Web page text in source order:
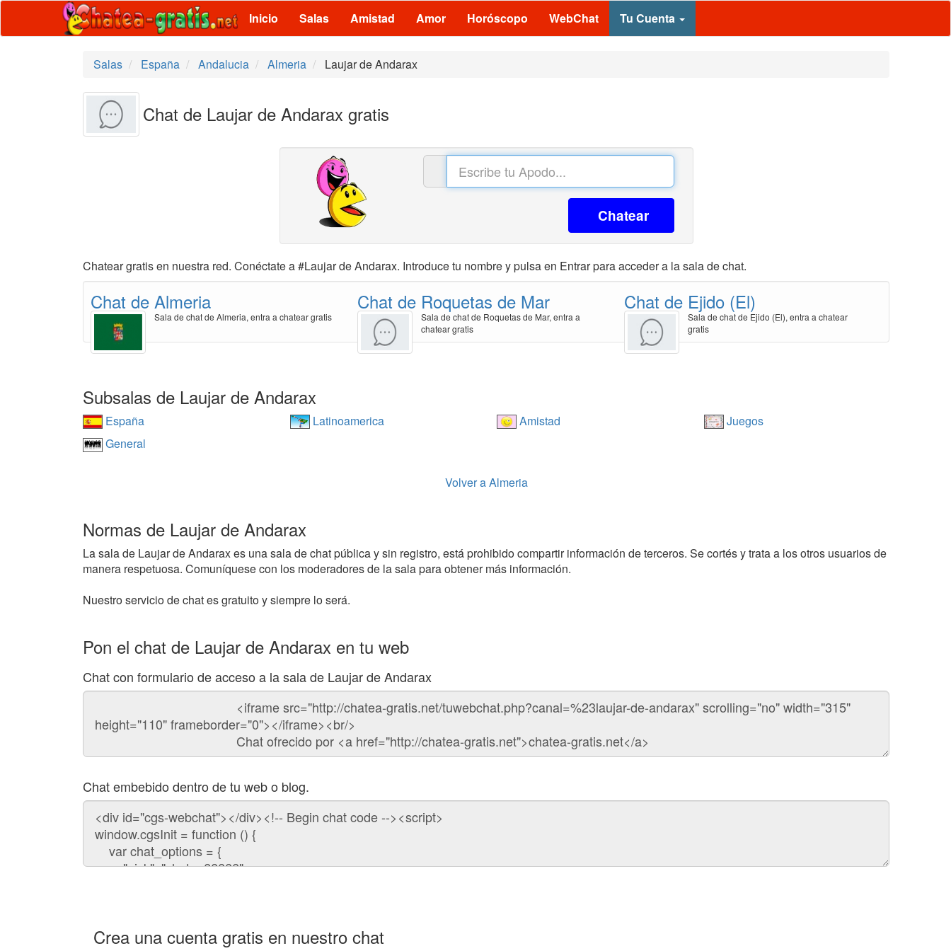
Inicio Salas Amistad Amor Horóscopo WebChat Tu Cuenta
Salas España Andalucia Almeria Laujar de Andarax
Chat de Laujar de Andarax gratis
Chatear
Chatear gratis en nuestra red. Conéctate a #Laujar de Andarax. Introduce tu nombre y pulsa en Entrar para acceder a la sala de chat.
Chat de Almeria
Sala de chat de Almeria, entra a chatear gratis
Chat de Roquetas de Mar
Sala de chat de Roquetas de Mar, entra a
chatear gratis
Chat de Ejido (El)
Sala de chat de Ejido (El), entra a chatear
gratis
Subsalas de Laujar de Andarax
España Latinoamerica Amistad
Juegos
General
Volver a Almeria
Normas de Laujar de Andarax
La sala de Laujar de Andarax es una sala de chat pública y sin registro, está prohibido compartir información de terceros. Se cortés y trata a los otros usuarios de
manera respetuosa. Comuníquese con los moderadores de la sala para obtener más información.
Nuestro servicio de chat es gratuito y siempre lo será.
Pon el chat de Laujar de Andarax en tu web
Chat con formulario de acceso a la sala de Laujar de Andarax
Código
chat
Chat embebido dentro de tu web o blog.
Código
para
embeber
chat
Crea una cuenta gratis en nuestro chat